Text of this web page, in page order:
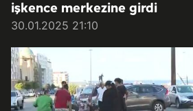
işkence merkezine girdi
30.01.2025 21:10